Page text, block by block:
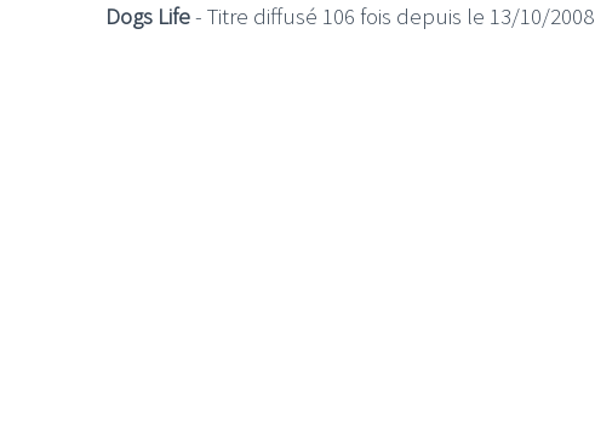
Dogs Life- Titre diffusé 106 fois depuis le 13/10/2008